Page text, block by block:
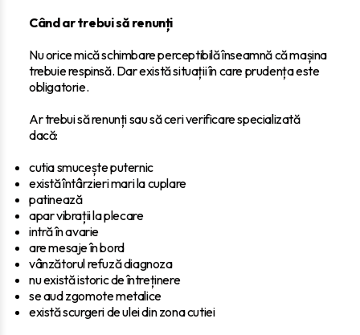
Când ar trebui să renunți
Nu orice mică schimbare perceptibilă înseamnă că mașina
trebuie respinsă. Dar există situații în care prudența este
obligatorie.
Ar trebui să renunți sau să ceri verificare specializată
dacă:
cutia smucește puternic
există întârzieri mari la cuplare
patinează
apar vibrații la plecare
intră în avarie
are mesaje în bord
vânzătorul refuză diagnoza
nu există istoric de întreținere
se aud zgomote metalice
există scurgeri de ulei din zona cutiei